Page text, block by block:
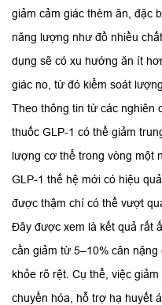
giảm cảm giác thèm ăn, đặc
năng lượng như đồ nhiều
dụng sẽ có xu hướng ăn ít
giác no, từ đó kiểm soát
Theo thông tin từ các nghiên
thuốc GLP-1 có thể giảm
lượng cơ thể trong vòng một
GLP-1 thế hệ mới có hiệu
được thậm chí có thể vượt
Đây được xem là kết quả rất
cần giảm từ 5–10% cân
khỏe rõ rệt. Cụ thể, việc
chuyển hóa, hỗ trợ hạ huyết